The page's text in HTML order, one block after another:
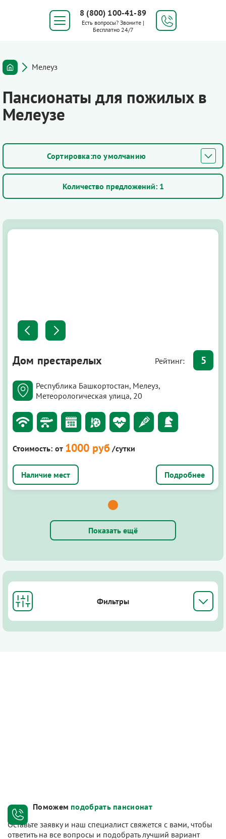
8 (800) 100-41-89
Есть вопросы? Звоните |
Бесплатно 24/7
Мелеуз
Пансионаты для пожилых в
Мелеузе
по умолчанию
Количество предложений: 1
Дом престарелых Рейтинг: 5
Республика Башкортостан, Мелеуз,
Метеорологическая улица, 20
Стоимость: от 1000 руб /сутки
Подробнее
Показать ещё
Фильтры
Поможем подобрать пансионат
Оставьте заявку и наш специалист свяжется с вами, чтобы
ответить на все вопросы и подобрать лучший вариант